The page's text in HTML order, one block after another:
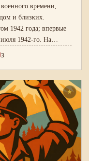
времени,
и близких.
1942 года; впервые
июля 1942-го. На
создания.
3
★